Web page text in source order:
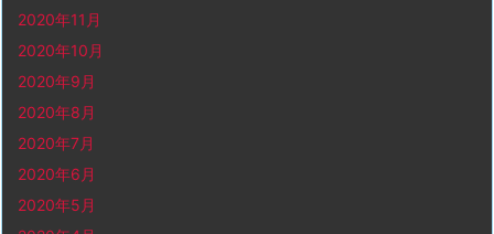
2020年11月
2020年10月
2020年9月
2020年8月
2020年7月
2020年6月
2020年5月